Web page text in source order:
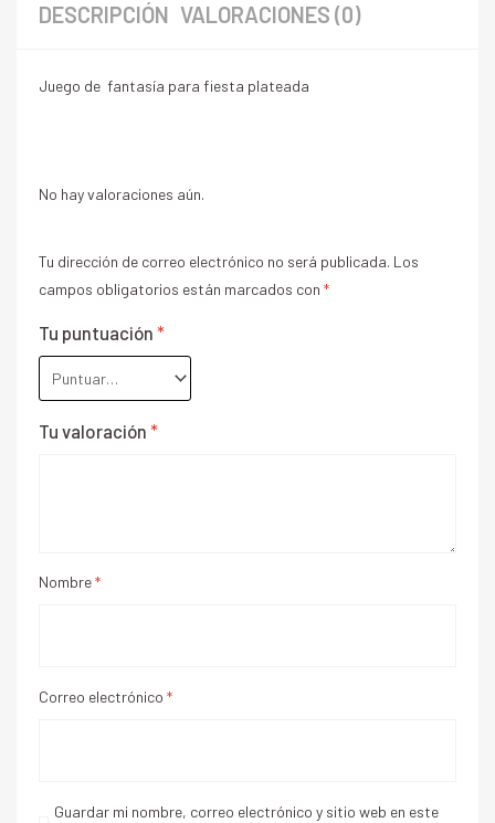
DESCRIPCIÓN VALORACIONES (0)
Juego de fantasía para fiesta plateada
No hay valoraciones aún.
Tu dirección de correo electrónico no será publicada. Los
campos obligatorios están marcados con *
Tu puntuación *
Tu valoración *
Nombre*
Correo electrónico *
Guardar mi nombre, correo electrónico y sitio web en este